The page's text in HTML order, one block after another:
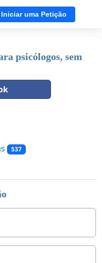
Iniciar uma Petição
psicólogos, sem
537